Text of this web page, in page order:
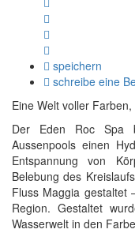
speichern
schreibe eine
Eine Welt voller
Der Eden Roc Spa
Aussenpools einen
Entspannung von
Belebung des
Fluss Maggia gestaltet
Region. Gestaltet
Wasserwelt in den